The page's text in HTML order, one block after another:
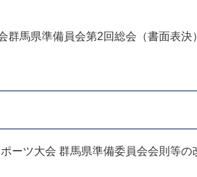
馬県準備員会第2回総会（書面表決
ーツ大会 群馬県準備委員会会則等の